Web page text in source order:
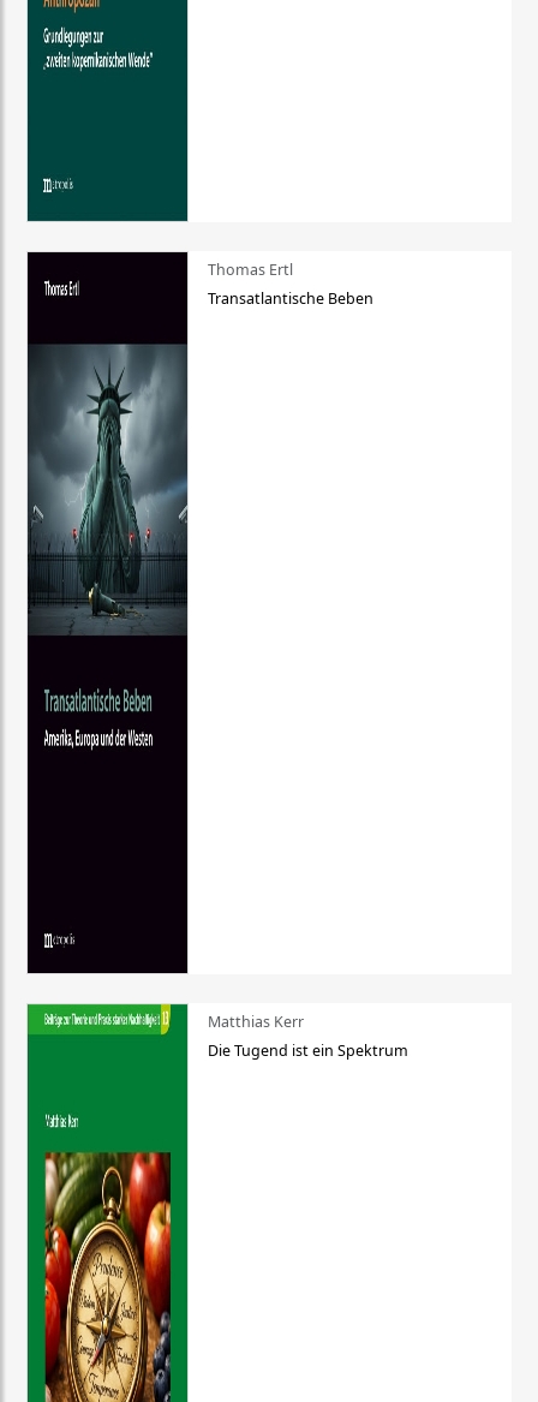
Thomas Ertl
Transatlantische Beben
Matthias Kerr
Die Tugend ist ein Spektrum